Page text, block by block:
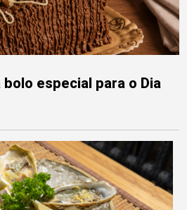
especial para o Dia